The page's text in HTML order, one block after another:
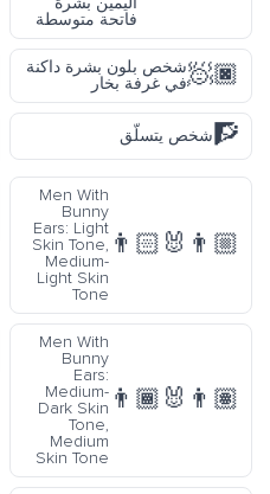
فاتحة متوسطة
🧖🏿شخص بلون بشرة داكنة
في غرفة بخار
🧗 شخص يتسلّق
👨🏻‍🐰‍👨🏼
Men With
Bunny
Ears: Light
Skin Tone,
Medium-
Light Skin
Tone
👨🏾‍🐰‍👨🏽
Men With
Bunny
Ears:
Medium-
Dark Skin
Tone,
Medium
Skin Tone